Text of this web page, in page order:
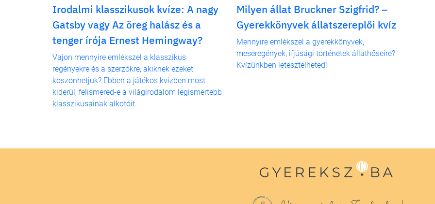
Irodalmi klasszikusok kvíze: A nagy
Gatsby vagy Az öreg halász és a
tenger írója Ernest Hemingway?
Vajon mennyire emlékszel a klasszikus
regényekre és a szerzőkre, akiknek ezeket
köszönhetjük? Ebben a játékos kvízben most
kiderül, felismered-e a világirodalom legismertebb
klasszikusainak alkotóit.
Milyen állat Bruckner Szigfrid? –
Gyerekkönyvek állatszereplői kvíz
Mennyire emlékszel a gyerekkönyvek,
meseregények, ifjúsági történetek állathőseire?
Kvízünkben letesztelheted!